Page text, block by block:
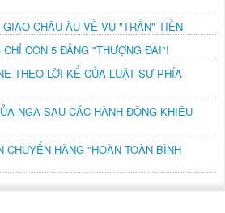
CHÂU ÂU VỀ VỤ "TRẤN" TIỀN
CÒN 5 ĐẢNG "THƯỢNG ĐÀI"!
THEO LỜI KỂ CỦA LUẬT SƯ PHÍA
NGA SAU CÁC HÀNH ĐỘNG KHIÊU
CHUYỂN HÀNG "HOÀN TOÀN BÌNH